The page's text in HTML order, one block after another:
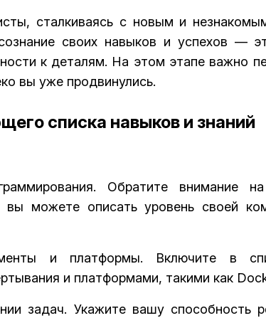
сталкиваясь с новым и
своих навыков и успехов —
к деталям. На этом этапе важно
вы уже продвинулись.
списка навыков и знаний
Обратите внимание
вы можете описать уровень своей
и платформы. Включите в
и платформами, такими как
задач. Укажите вашу способность